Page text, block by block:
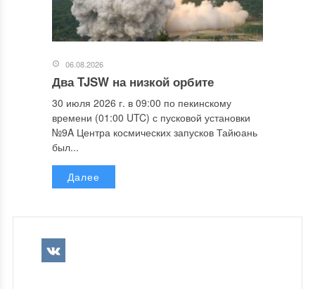
06.08.2026
Два TJSW на низкой орбите
30 июля 2026 г. в 09:00 по пекинскому
времени (01:00 UTC) с пусковой установки
№9A Центра космических запусков Тайюань
был...
Далее